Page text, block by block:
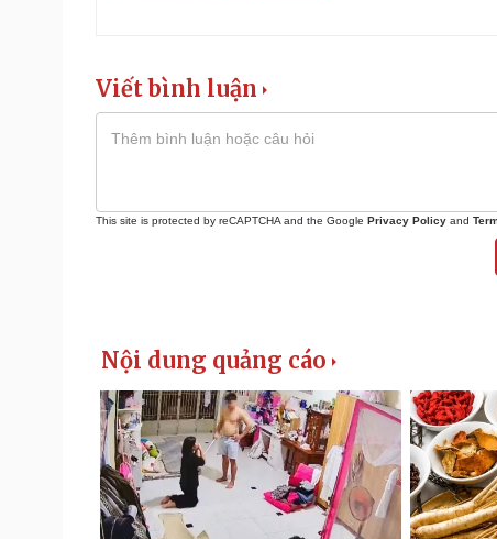
Viết bình luận
This site is protected by reCAPTCHA and the Google Privacy Policy and